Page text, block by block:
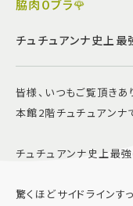
脇肉０ブラ🌹
チュチュアンナ史上最
皆様、いつもご覧頂きあ
本館2階チュチュアンナ
チュチュアンナ史上最
驚くほどサイドラインす